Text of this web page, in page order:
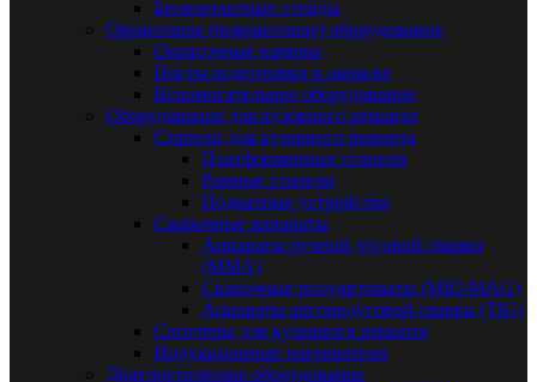
Бесконтактные стенды
Окрасочное (покрасочное) оборудование
Окрасочные камеры
Посты подготовки к окраске
Вспомогательное оборудование
Оборудование для кузовного ремонта
Стапели для кузовного ремонта
Платформенные стапели
Рамные стапели
Подкатные устройства
Сварочные аппараты
Аппараты ручной дуговой сварки
(MMA)
Сварочные полуавтоматы (MIG/MAG)
Аппараты аргонодуговой сварки (TIG)
Споттеры для кузовного ремонта
Индукционные нагреватели
Диагностическое оборудование